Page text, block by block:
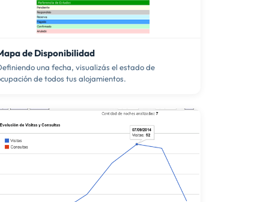
de Disponibilidad
una fecha, visualizás el estado de
de todos tus alojamientos.